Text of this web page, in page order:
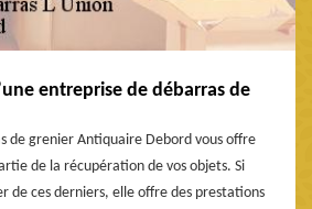
entreprise de débarras de
de grenier Antiquaire Debord vous offre
de la récupération de vos objets. Si
de ces derniers, elle offre des prestations